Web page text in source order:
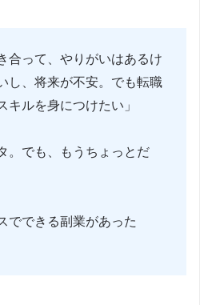
合って、やりがいはあるけ
し、将来が不安。でも転職
キルを身につけたい」
。でも、もうちょっとだ
でできる副業があった